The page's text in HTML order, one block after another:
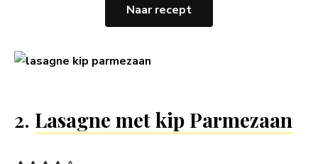
Naar recept
2. Lasagne met kip Parmezaan